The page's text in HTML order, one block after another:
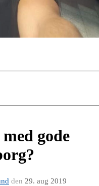
gode
den 29. aug 2019